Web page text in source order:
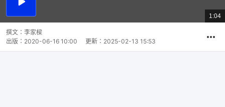
播
總
共
1:04
撰文： 李家樑
出版： 2020-06-16 10:00 更新： 2025-02-13 15:53